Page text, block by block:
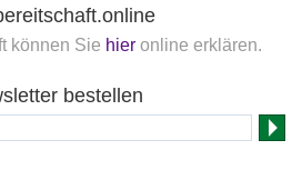
können Sie hier online erklären.
bestellen